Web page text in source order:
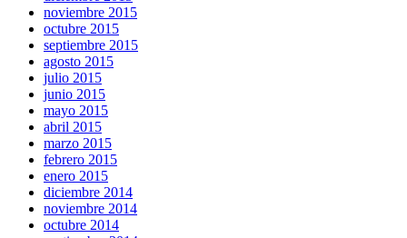
noviembre 2015
octubre 2015
septiembre 2015
agosto 2015
julio 2015
junio 2015
mayo 2015
abril 2015
marzo 2015
febrero 2015
enero 2015
diciembre 2014
noviembre 2014
octubre 2014